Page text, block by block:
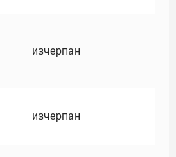
изчерпан
изчерпан